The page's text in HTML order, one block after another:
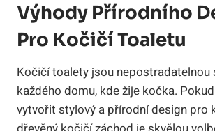
Výhody Přírodního
Pro Kočičí Toaletu
Kočičí toalety jsou nepostradatelnou
každého domu, kde žije kočka.
vytvořit stylový a přírodní design pro